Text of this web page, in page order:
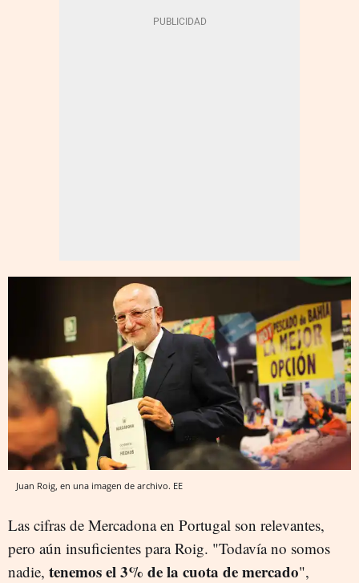
Juan Roig, en una imagen de archivo. EE
Las cifras de Mercadona en Portugal son relevantes,
pero aún insuficientes para Roig. "Todavía no somos
nadie, tenemos el 3% de la cuota de mercado",